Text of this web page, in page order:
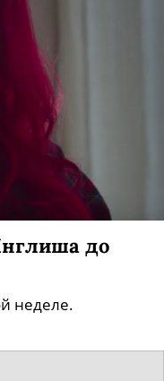
до
неделе.